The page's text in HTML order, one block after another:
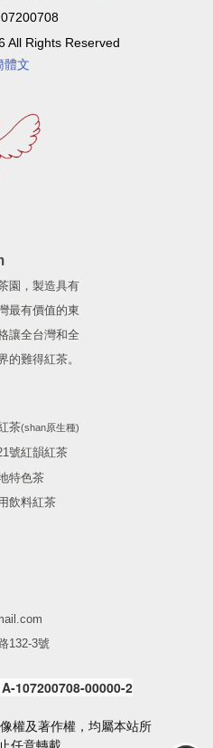
All Rights Reserved
體文
園，製造具有
最有價值的東
讓全台灣和全
的難得紅茶。
茶(shan原生種)
號紅韻紅茶
特色茶
飲料紅茶
132-3號
107200708-00000-2
權及著作權，均屬本站所